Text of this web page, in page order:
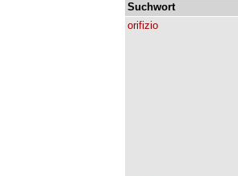
Suchwort
orifizio